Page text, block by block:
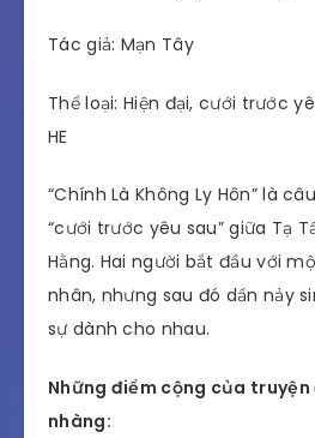
Tác giả: Mạn Tây
Thể loại: Hiện đại, cưới trước
HE
“Chính Là Không Ly Hôn” là
“cưới trước yêu sau” giữa Tạ
Hằng. Hai người bắt đầu với
nhân, nhưng sau đó dần nảy
sự dành cho nhau.
Những điểm cộng của truyện
nhàng: